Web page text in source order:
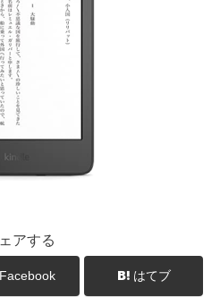
アする
Facebook はてブ